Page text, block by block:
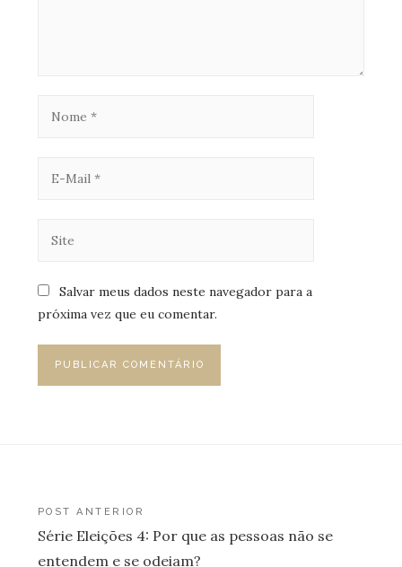
Salvar meus dados neste navegador para a
próxima vez que eu comentar.
Navegação
de
POST ANTERIOR
Série Eleições 4: Por que as pessoas não se
entendem e se odeiam?